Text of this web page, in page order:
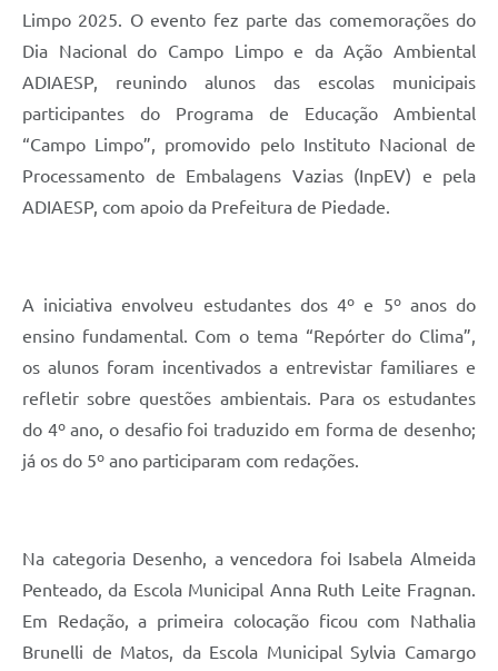
Limpo 2025. O evento fez parte das comemorações do
Dia Nacional do Campo Limpo e da Ação Ambiental
ADIAESP, reunindo alunos das escolas municipais
participantes do Programa de Educação Ambiental
“Campo Limpo”, promovido pelo Instituto Nacional de
Processamento de Embalagens Vazias (InpEV) e pela
ADIAESP, com apoio da Prefeitura de Piedade.
A iniciativa envolveu estudantes dos 4º e 5º anos do
ensino fundamental. Com o tema “Repórter do Clima”,
os alunos foram incentivados a entrevistar familiares e
refletir sobre questões ambientais. Para os estudantes
do 4º ano, o desafio foi traduzido em forma de desenho;
já os do 5º ano participaram com redações.
Na categoria Desenho, a vencedora foi Isabela Almeida
Penteado, da Escola Municipal Anna Ruth Leite Fragnan.
Em Redação, a primeira colocação ficou com Nathalia
Brunelli de Matos, da Escola Municipal Sylvia Camargo